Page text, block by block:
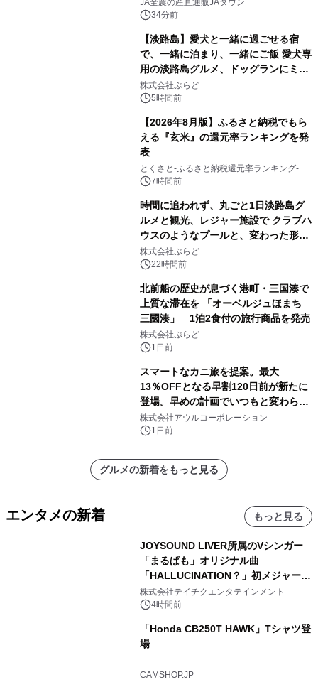
JA全農の産直通販JAタウン
34分前
【淡路島】愛犬と一緒に過ごせる宿
で、一緒に泊まり、一緒にご飯 愛犬専
用の淡路島グルメ、ドッグランにミニ
プール グランピングとトレーラーハウ
スの2施設で
株式会社ぷらど
5時間前
【2026年8月版】ふるさと納税でもら
える『玄米』の還元率ランキングを発
表
とくさと-ふるさと納税還元率ランキング-
7時間前
時間に追われず、丸ごと1日淡路島グ
ルメと観光、レジャー施設で クラブハ
ウスのようなプールと、変わった形の
サウナも 「THE BOXY AWAJI」のお
得な素泊まり連泊プランで
株式会社ぷらど
22時間前
北前船の歴史が息づく港町・三国湊で
上質な滞在を 「オーベルジュほまち
三國湊」 1泊2食付の旅行商品を発売
株式会社ぷらど
1日前
スマートなカニ旅を提案。最大
13％OFFとなる早割120日前が新たに
登場。早めの計画でいつもと変わらぬ
大人の冬旅を。ー夕日ヶ浦温泉「佳松
苑 別邸ふうか」ー
株式会社アウルコーポレーション
1日前
グルメの新着をもっと見る
エンタメの新着 もっと見る
JOYSOUND LIVER所属のVシンガー
「まるぱも」オリジナル曲
「HALLUCINATION？」初メジャー配
信リリース決定！
株式会社テイチクエンタテインメント
4時間前
「Honda CB250T HAWK」Tシャツ登
場
CAMSHOP.JP